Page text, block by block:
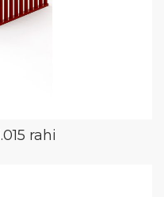
rahi